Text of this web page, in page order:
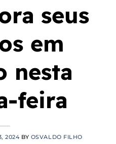
seus
em
nesta
feira
2024 BY OSVALDO FILHO